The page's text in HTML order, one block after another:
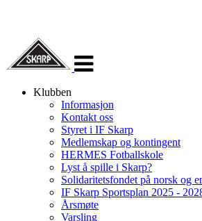
navigasjon
Klubben
Informasjon
Kontakt oss
Styret i IF Skarp
Medlemskap og kontingent
HERMES Fotballskole
Lyst å spille i Skarp?
Solidaritetsfondet på norsk og
IF Skarp Sportsplan 2025 -
Årsmøte
Varsling